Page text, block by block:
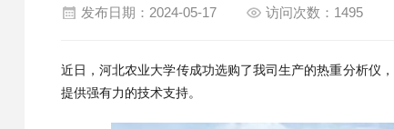
发布日期：2024-05-17 访问次数：1495
近日，河北农业大学传成功选购了我司生产的热重分析仪
提供强有力的技术支持。